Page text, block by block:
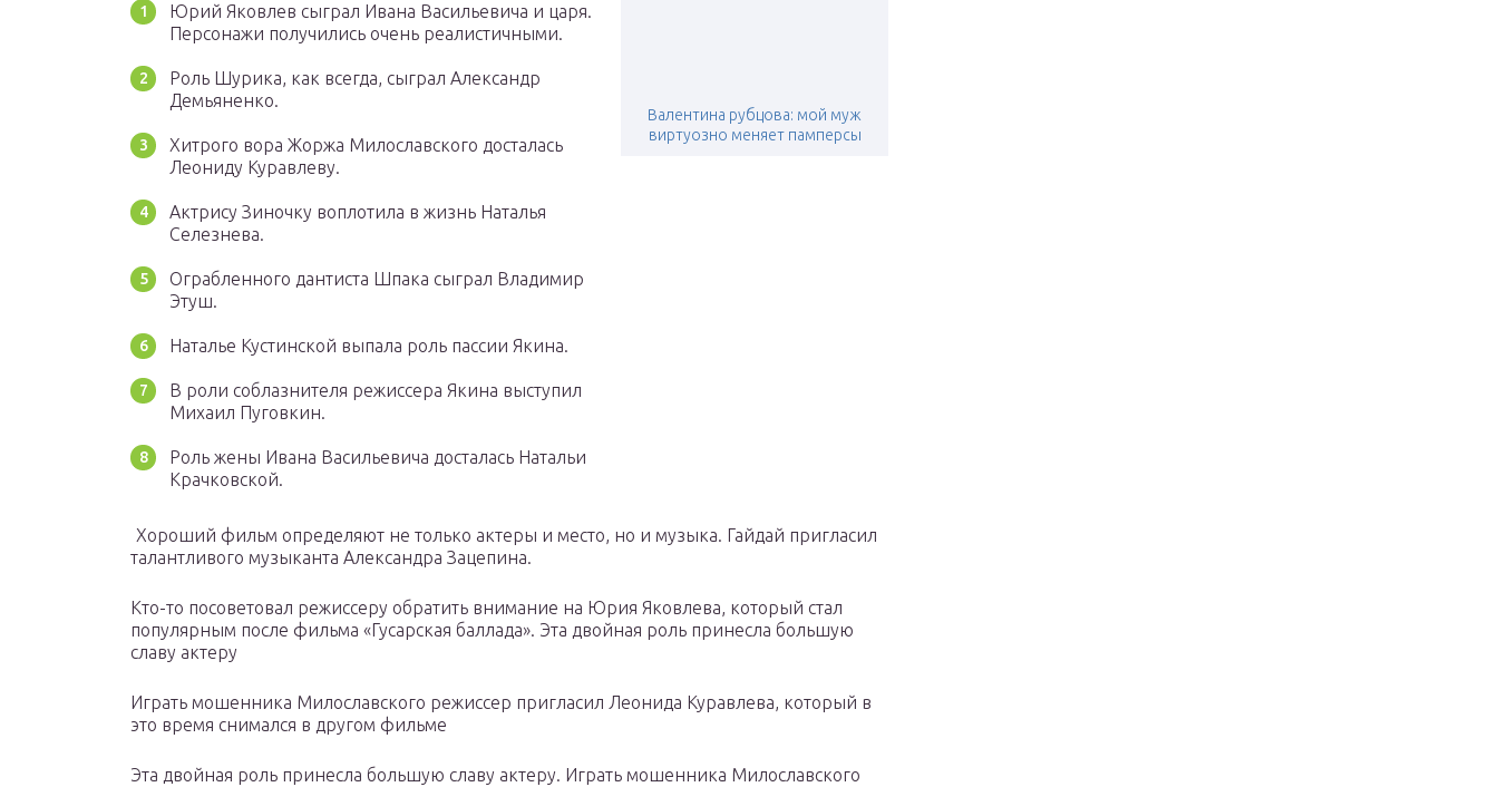
Валентина рубцова: мой муж
виртуозно меняет памперсы
Юрий Яковлев сыграл Ивана Васильевича и царя.
Персонажи получились очень реалистичными.
Роль Шурика, как всегда, сыграл Александр
Демьяненко.
Хитрого вора Жоржа Милославского досталась
Леониду Куравлеву.
Актрису Зиночку воплотила в жизнь Наталья
Селезнева.
Ограбленного дантиста Шпака сыграл Владимир
Этуш.
Наталье Кустинской выпала роль пассии Якина.
В роли соблазнителя режиссера Якина выступил
Михаил Пуговкин.
Роль жены Ивана Васильевича досталась Натальи
Крачковской.
Хороший фильм определяют не только актеры и место, но и музыка. Гайдай пригласил
талантливого музыканта Александра Зацепина.
Кто-то посоветовал режиссеру обратить внимание на Юрия Яковлева, который стал
популярным после фильма «Гусарская баллада». Эта двойная роль принесла большую
славу актеру
Играть мошенника Милославского режиссер пригласил Леонида Куравлева, который в
это время снимался в другом фильме
Эта двойная роль принесла большую славу актеру. Играть мошенника Милославского